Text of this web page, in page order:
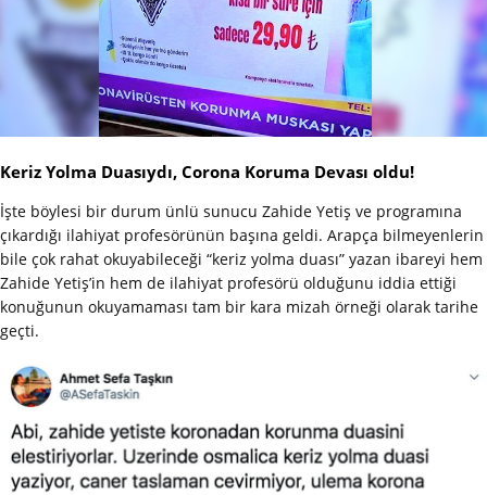
Keriz Yolma Duasıydı, Corona Koruma Devası oldu!
İşte böylesi bir durum ünlü sunucu Zahide Yetiş ve programına
çıkardığı ilahiyat profesörünün başına geldi. Arapça bilmeyenlerin
bile çok rahat okuyabileceği “keriz yolma duası” yazan ibareyi hem
Zahide Yetiş’in hem de ilahiyat profesörü olduğunu iddia ettiği
konuğunun okuyamaması tam bir kara mizah örneği olarak tarihe
geçti.